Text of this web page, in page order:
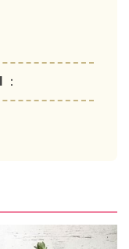
：